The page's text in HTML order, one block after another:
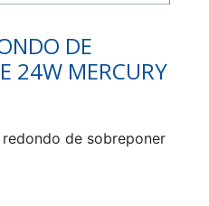
DE
24W MERCURY
redondo de sobreponer